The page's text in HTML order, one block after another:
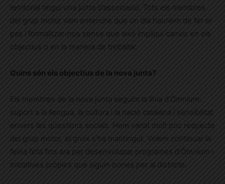
territorial tingui una junta d’associació. Tots els membres
del grup motor vam entendre que un dia hauríem de fer el
pas i formalitzar-nos sense que això impliqui canvis en els
objectius o en la manera de treballar.
Quins són els objectius de la nova junta?
Els membres de la nova junta seguim la línia d’Òmnium:
suport a la llengua, la cultura i la nació catalana i sensibilitat
envers les qüestions socials. Hem variat molt poc respecte
del grup motor, el gruix s’ha mantingut. Volem continuar la
feina feta fins ara per desenvolupar programes d’Òmnium i
iniciatives pròpies que siguin bones per al districte.